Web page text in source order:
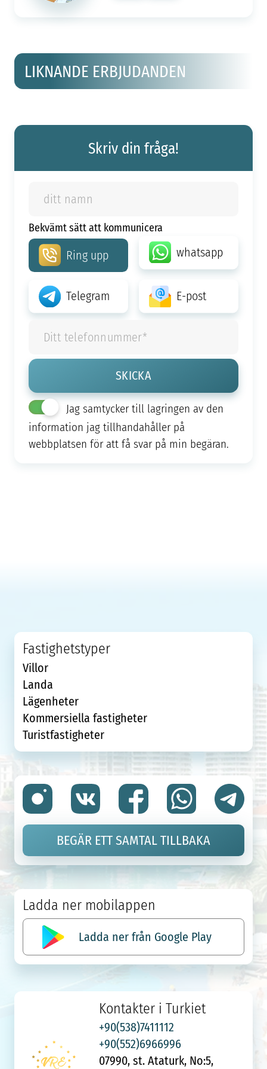
LIKNANDE ERBJUDANDEN
Skriv din fråga!
Bekvämt sätt att kommunicera
Ring upp whatsapp
Telegram E-post
Jag samtycker till lagringen av den
information jag tillhandahåller på
webbplatsen för att få svar på min begäran.
Kontakter i Turkiet
+90(538)7411112
+90(552)6966996
07990, st. Ataturk, No:5,
Ladda ner mobilappen
Ladda ner från Google Play
Fastighetstyper
Villor
Landa
Lägenheter
Kommersiella fastigheter
Turistfastigheter
BEGÄR ETT SAMTAL TILLBAKA